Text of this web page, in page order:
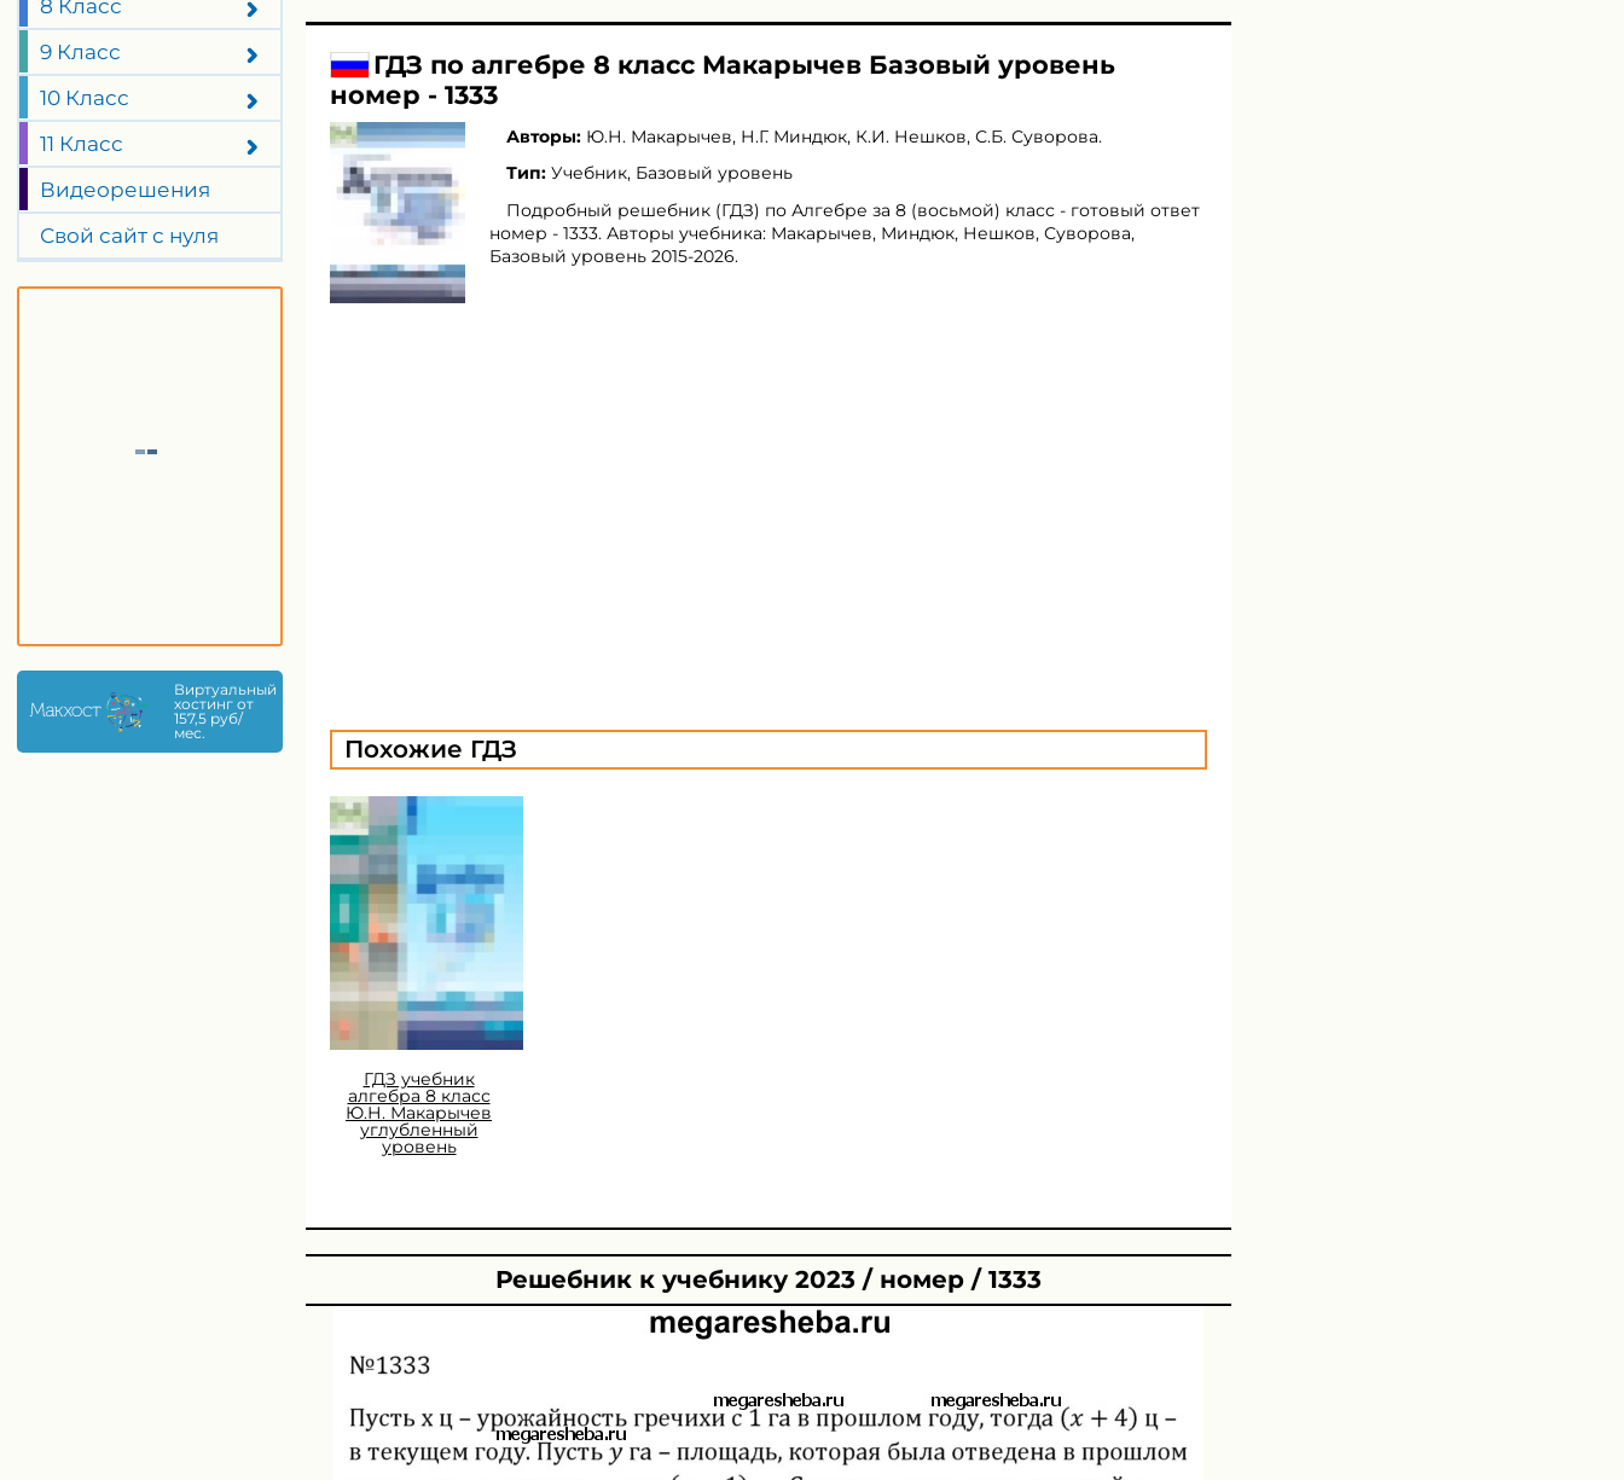
8 Класс
9 Класс
10 Класс
11 Класс
Видеорешения
Свой сайт с нуля
Виртуальный
хостинг от
157,5 руб/
мес.
ГДЗ по алгебре 8 класс Макарычев Базовый уровень
номер - 1333
Авторы: Ю.Н. Макарычев, Н.Г. Миндюк, К.И. Нешков, С.Б. Суворова.
Тип: Учебник, Базовый уровень
Подробный решебник (ГДЗ) по Алгебре за 8 (восьмой) класс - готовый ответ
номер - 1333. Авторы учебника: Макарычев, Миндюк, Нешков, Суворова,
Базовый уровень 2015-2026.
Похожие ГДЗ
ГДЗ учебник
алгебра 8 класс
Ю.Н. Макарычев
углубленный
уровень
Решебник к учебнику 2023 / номер / 1333